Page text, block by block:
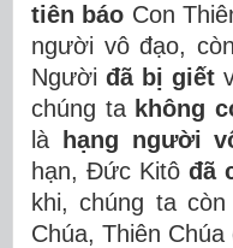
tiên báo Con
người vô đạo,
Ngườiđã bị giết
chúng ta không
là
hạng người
hạn, Đức Kitôđã
khi, chúng ta
Chúa, Thiên